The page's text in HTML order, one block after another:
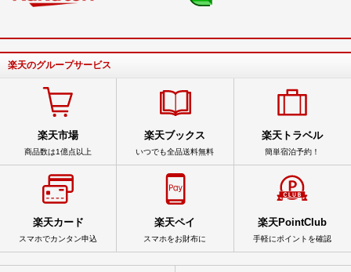
楽天のグループサービス
楽天市場
商品数は1億点以上
楽天ブックス
いつでも全品送料無料
楽天トラベル
簡単宿泊予約！
楽天カード
スマホでカンタン申込
楽天ペイ
スマホをお財布に
楽天PointClub
手軽にポイントを確認